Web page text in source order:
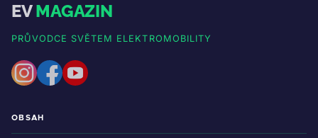
EVMAGAZIN
PRŮVODCE SVĚTEM ELEKTROMOBILITY
OBSAH